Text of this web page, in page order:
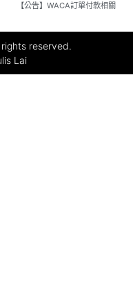
【公告】WACA訂單付款相關
reserved.
Lai